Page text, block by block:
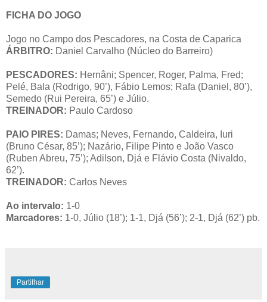
FICHA DO JOGO
Jogo no Campo dos Pescadores, na Costa de Caparica
ÁRBITRO: Daniel Carvalho (Núcleo do Barreiro)
PESCADORES: Hernâni; Spencer, Roger, Palma, Fred;
Pelé, Bala (Rodrigo, 90’), Fábio Lemos; Rafa (Daniel, 80’),
Semedo (Rui Pereira, 65’) e Júlio.
TREINADOR: Paulo Cardoso
PAIO PIRES: Damas; Neves, Fernando, Caldeira, Iuri
(Bruno César, 85’); Nazário, Filipe Pinto e João Vasco
(Ruben Abreu, 75’); Adilson, Djá e Flávio Costa (Nivaldo,
62’).
TREINADOR: Carlos Neves
Ao intervalo: 1-0
Marcadores: 1-0, Júlio (18’); 1-1, Djá (56’); 2-1, Djá (62’) pb.
Partilhar